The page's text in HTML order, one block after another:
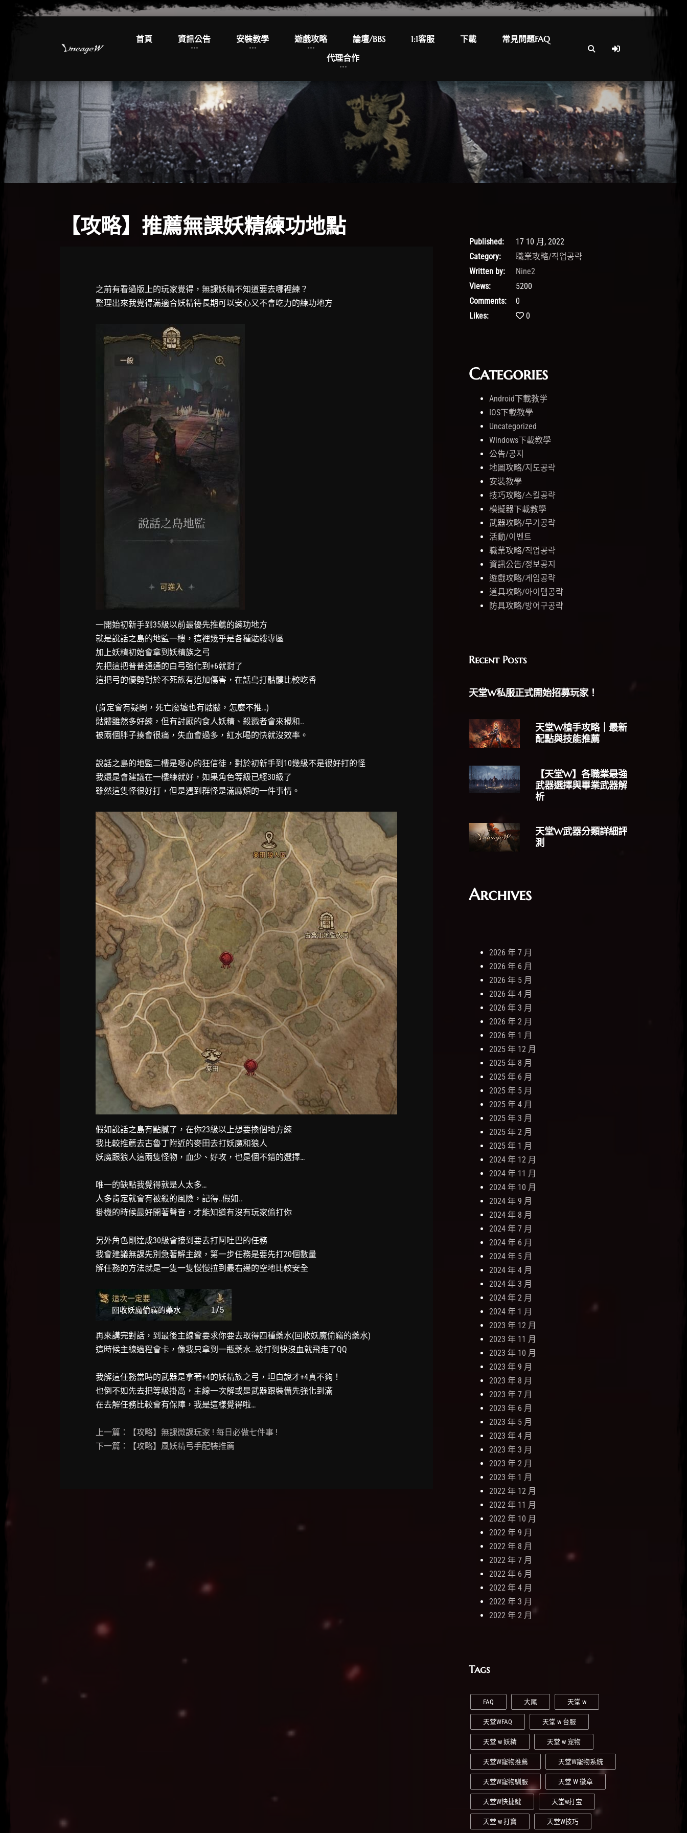
首頁 資訊公告 安裝教學 遊戲攻略 論壇/BBS 1:1客服 下載
常見問題FAQ
代理合作
【攻略】推薦無課妖精練功地點
之前有看過版上的玩家覺得，無課妖精不知道要去哪裡練？
整理出來我覺得滿適合妖精待長期可以安心又不會吃力的練功地方
一開始初新手到35級以前最優先推薦的練功地方
就是說話之島的地監一樓，這裡幾乎是各種骷髏專區
加上妖精初始會拿到妖精族之弓
先把這把普普通通的白弓強化到+6就對了
這把弓的優勢對於不死族有追加傷害，在話島打骷髏比較吃香
(肯定會有疑問，死亡廢墟也有骷髏，怎麼不推…)
骷髏雖然多好練，但有討厭的食人妖精、殺戮者會來攪和..
被兩個胖子揍會很痛，失血會過多，紅水喝的快就沒效率。
說話之島的地監二樓是噁心的狂信徒，對於初新手到10幾級不是很好打的怪
我還是會建議在一樓練就好，如果角色等級已經30級了
雖然這隻怪很好打，但是遇到群怪是滿麻煩的一件事情。
假如說話之島有點膩了，在你23級以上想要換個地方練
我比較推薦去古魯丁附近的麥田去打妖魔和狼人
妖魔跟狼人這兩隻怪物，血少、好攻，也是個不錯的選擇…
唯一的缺點我覺得就是人太多…
人多肯定就會有被殺的風險，記得..假如..
掛機的時候最好開著聲音，才能知道有沒有玩家偷打你
另外角色剛達成30級會接到要去打阿吐巴的任務
我會建議無課先別急著解主線，第一步任務是要先打20個數量
解任務的方法就是一隻一隻慢慢拉到最右邊的空地比較安全
再來講完對話，到最後主線會要求你要去取得四種藥水(回收妖魔偷竊的藥水)
這時候主線過程會卡，像我只拿到一瓶藥水..被打到快沒血就飛走了QQ
我解這任務當時的武器是拿著+4的妖精族之弓，坦白說才+4真不夠！
也倒不如先去把等級掛高，主線一次解或是武器跟裝備先強化到滿
在去解任務比較會有保障，我是這樣覺得啦…
上一篇：【攻略】無課微課玩家 ! 每日必做七件事 !
下一篇：【攻略】風妖精弓手配裝推薦
Published:
17 10 月, 2022
Category:
職業攻略/직업공략
Written by:
Nine2
Views:
5200
Comments:
0
Likes:
0
Categories
Android下載教学
IOS下載教學
Uncategorized
Windows下載教學
公告/공지
地圖攻略/지도공략
安裝教學
技巧攻略/스킬공략
模擬器下載教學
武器攻略/무기공략
活動/이벤트
職業攻略/직업공략
資訊公告/정보공지
遊戲攻略/게임공략
道具攻略/아이템공략
防具攻略/방어구공략
Recent Posts
天堂W私服正式開始招募玩家！
天堂W槍手攻略｜最新
配點與技能推薦
【天堂W】各職業最強
武器選擇與畢業武器解
析
天堂W武器分類詳細評
測
Archives
2026 年 7 月
2026 年 6 月
2026 年 5 月
2026 年 4 月
2026 年 3 月
2026 年 2 月
2026 年 1 月
2025 年 12 月
2025 年 8 月
2025 年 6 月
2025 年 5 月
2025 年 4 月
2025 年 3 月
2025 年 2 月
2025 年 1 月
2024 年 12 月
2024 年 11 月
2024 年 10 月
2024 年 9 月
2024 年 8 月
2024 年 7 月
2024 年 6 月
2024 年 5 月
2024 年 4 月
2024 年 3 月
2024 年 2 月
2024 年 1 月
2023 年 12 月
2023 年 11 月
2023 年 10 月
2023 年 9 月
2023 年 8 月
2023 年 7 月
2023 年 6 月
2023 年 5 月
2023 年 4 月
2023 年 3 月
2023 年 2 月
2023 年 1 月
2022 年 12 月
2022 年 11 月
2022 年 10 月
2022 年 9 月
2022 年 8 月
2022 年 7 月
2022 年 6 月
2022 年 4 月
2022 年 3 月
2022 年 2 月
Tags
FAQ 大尾 天堂 w
天堂WFAQ 天堂 w 台服
天堂 w 妖精 天堂 w 宠物
天堂W寵物推薦 天堂W寵物系統
天堂W寵物馴服 天堂 W 徽章
天堂W快捷鍵 天堂w打宝
天堂 w 打寶 天堂W技巧